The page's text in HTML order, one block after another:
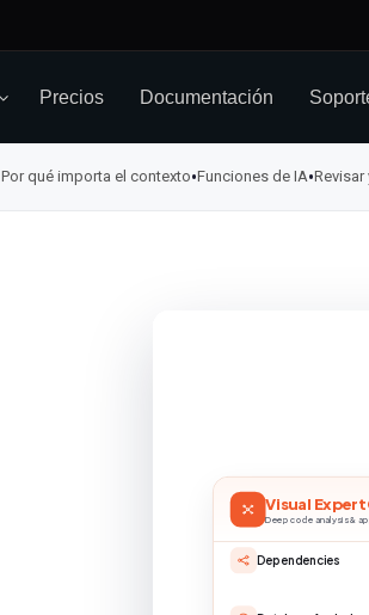
Precios Documentación
Por qué importa el contexto•Funciones de IA•